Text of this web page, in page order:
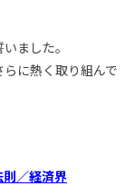
ました。
に熱く取り組んで
則／経済界